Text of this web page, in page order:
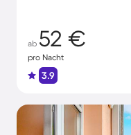
ab 52 €
pro Nacht
3.9